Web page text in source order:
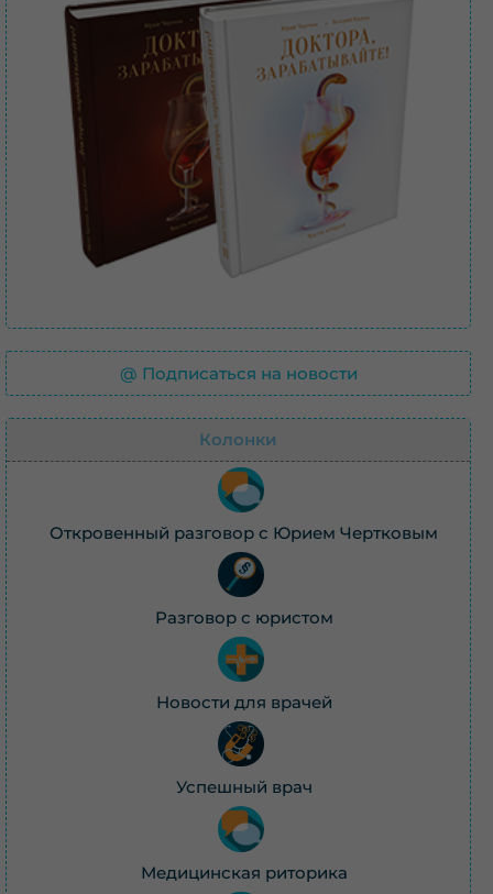
@ Подписаться на новости
Колонки
Откровенный разговор с Юрием Чертковым
Разговор с юристом
Новости для врачей
Успешный врач
Медицинская риторика